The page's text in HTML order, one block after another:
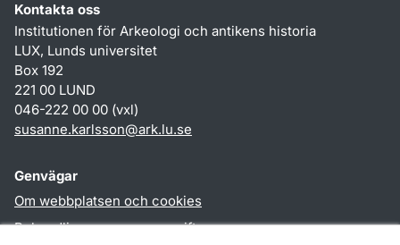
Kontakta oss
Institutionen för Arkeologi och antikens historia
LUX, Lunds universitet
Box 192
221 00 LUND
046-222 00 00 (vxl)
susanne.karlsson@ark.lu.se
Genvägar
Om webbplatsen och cookies
Behandling av personuppgifter